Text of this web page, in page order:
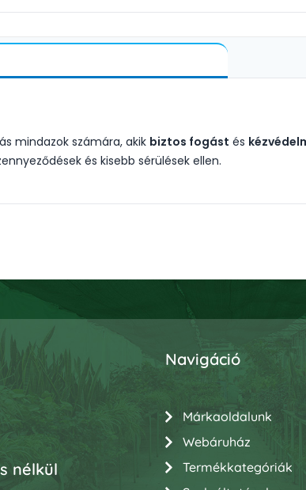
mindazok számára, akik biztos fogást és
és kisebb sérülések ellen.
nélkül
Navigáció
Márkaoldalunk
Webáruház
Termékkategóriák